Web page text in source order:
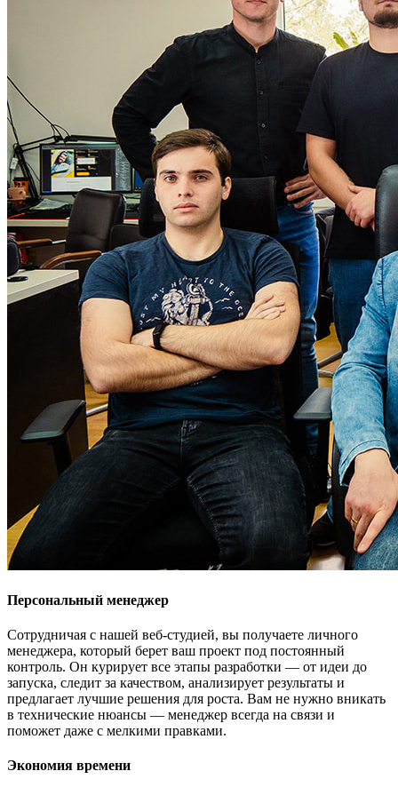
Персональный менеджер
Сотрудничая с нашей веб-студией, вы получаете личного
менеджера, который берет ваш проект под постоянный
контроль. Он курирует все этапы разработки — от идеи до
запуска, следит за качеством, анализирует результаты и
предлагает лучшие решения для роста. Вам не нужно вникать
в технические нюансы — менеджер всегда на связи и
поможет даже с мелкими правками.
Экономия времени